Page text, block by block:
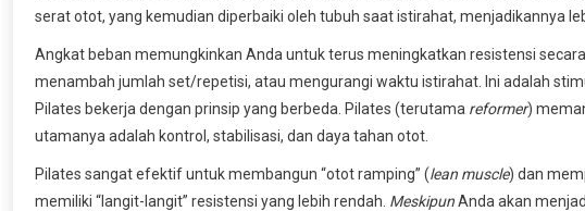
serat otot, yang kemudian diperbaiki oleh tubuh saat istirahat, menjadikannya
Angkat beban memungkinkan Anda untuk terus meningkatkan resistensi
menambah jumlah set/repetisi, atau mengurangi waktu istirahat. Ini adalah
Pilates bekerja dengan prinsip yang berbeda. Pilates (terutama reformer)
utamanya adalah kontrol, stabilisasi, dan daya tahan otot.
Pilates sangat efektif untuk membangun “otot ramping” (lean muscle) dan
memiliki “langit-langit” resistensi yang lebih rendah. MeskipunAnda akan